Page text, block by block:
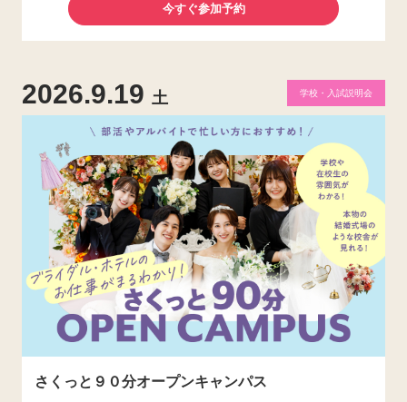
今すぐ参加予約
2026.9.19 土 学校・入試説明会
さくっと９０分オープンキャンパス